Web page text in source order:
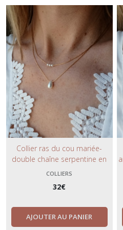
Collier ras du cou mariée-
double chaîne serpentine en
acier or- perles blanches.
COLLIERS
32€
AJOUTER AU PANIER